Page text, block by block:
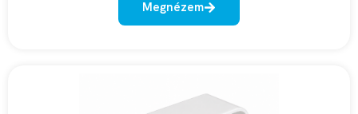
Megnézem